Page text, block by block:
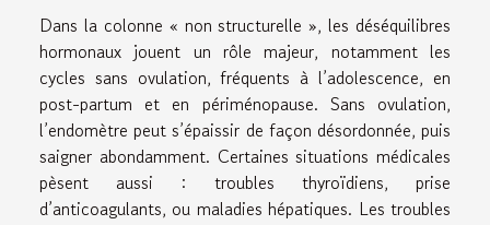
Dans la colonne « non structurelle », les déséquilibres
hormonaux jouent un rôle majeur, notamment les
cycles sans ovulation, fréquents à l’adolescence, en
post-partum et en périménopause. Sans ovulation,
l’endomètre peut s’épaissir de façon désordonnée, puis
saigner abondamment. Certaines situations médicales
pèsent aussi : troubles thyroïdiens, prise
d’anticoagulants, ou maladies hépatiques. Les troubles